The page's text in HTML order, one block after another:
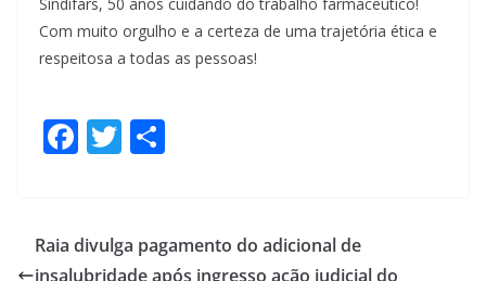
Com muito orgulho e a certeza de uma trajetória ética e
respeitosa a todas as pessoas!
F
b
T
er e
Raia divulga pagamento do adicional de
insalubridade após ingresso ação judicial do